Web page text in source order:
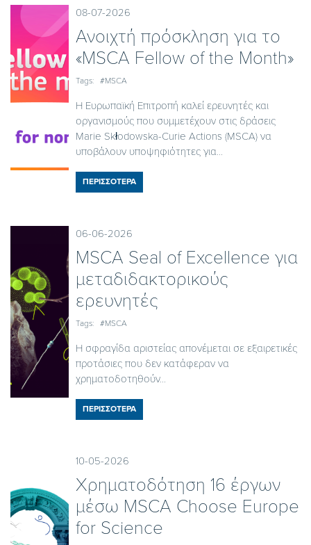
08-07-2026
Ανοιχτή πρόσκληση για το
«MSCA Fellow of the Month»
Tags: #MSCA
Η Ευρωπαϊκή Επιτροπή καλεί ερευνητές και
οργανισμούς που συμμετέχουν στις δράσεις
Marie Skłodowska-Curie Actions (MSCA) να
υποβάλουν υποψηφιότητες για...
ΠΕΡΙΣΣΟΤΕΡΑ
06-06-2026
ΜSCA Seal of Excellence για
μεταδιδακτορικούς
ερευνητές
Tags: #MSCA
Η σφραγίδα αριστείας απονέμεται σε εξαιρετικές
προτάσιες που δεν κατάφεραν να
χρηματοδοτηθούν...
ΠΕΡΙΣΣΟΤΕΡΑ
10-05-2026
Χρηματοδότηση 16 έργων
μέσω MSCA Choose Europe
for Science